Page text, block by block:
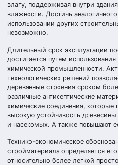
влагу, поддерживая внутри
влажности. Достичь аналогичного
использовании других
невозможно.
Длительный срок эксплуатации
достигается путем
химической промышленности.
технологических решений
деревянные строения сроком
различные антисептические
химические соединения, которые
высокую устойчивость
и насекомых. А также повышают
Технико-экономическое
стройматериала определяется
относительно более легкой